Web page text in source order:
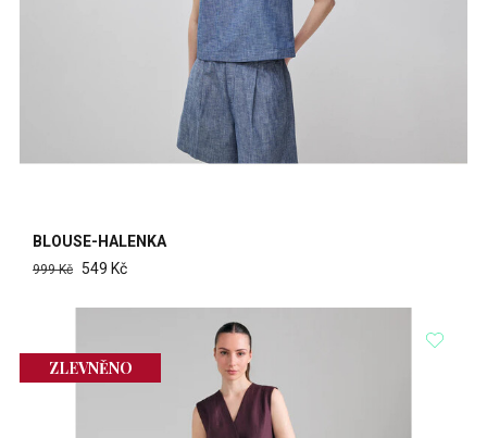
BLOUSE-HALENKA
999 Kč 549 Kč
ZLEVNĚNO